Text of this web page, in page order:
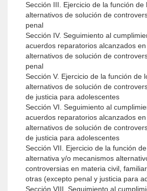
Sección III. Ejercicio de la función de
alternativos de solución de
penal
Sección IV. Seguimiento al
acuerdos reparatorios alcanzados
alternativos de solución de
penal
Sección V. Ejercicio de la función de
alternativos de solución de
de justicia para adolescentes
Sección VI. Seguimiento al
acuerdos reparatorios alcanzados
alternativos de solución de
de justicia para adolescentes
Sección VII. Ejercicio de la función
alternativa y/o mecanismos
controversias en materia civil,
otras (excepto penal y justicia para
Sección VIII. Seguimiento al